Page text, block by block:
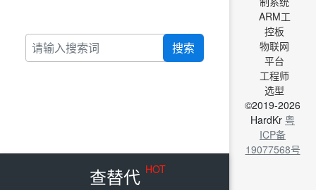
搜索
查替代 HOT
ARM工
控板
物联网
平台
工程师
选型
©2019-2026
HardKr 粤
ICP备
19077568号